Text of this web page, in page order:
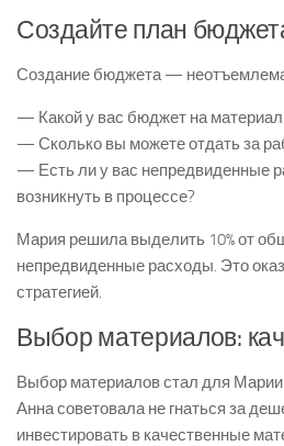
Создайте план
Создание бюджета —
— Какой у вас бюджет на
— Сколько вы можете отдать за
— Есть ли у вас непредвиденные
возникнуть в процессе?
Мария решила выделить 10% от
непредвиденные расходы. Это
стратегией.
Выбор материалов:
Выбор материалов стал для
Анна советовала не гнаться за
инвестировать в качественные